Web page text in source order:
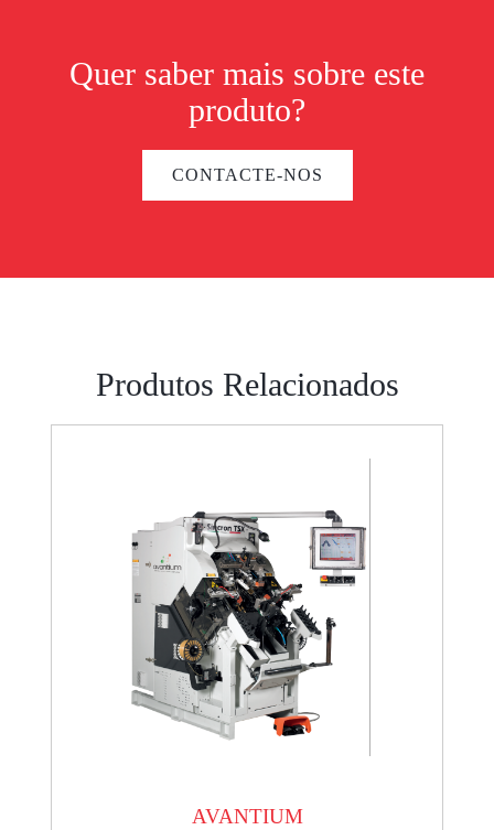
Quer saber mais sobre este
produto?
CONTACTE-NOS
Produtos Relacionados
AVANTIUM